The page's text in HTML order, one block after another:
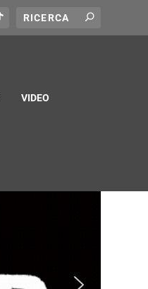
VIDEO